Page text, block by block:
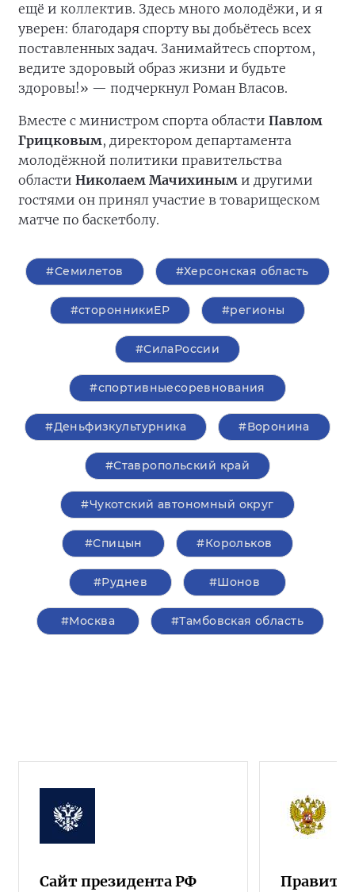
ещё и коллектив. Здесь много молодёжи, и я
уверен: благодаря спорту вы добьётесь всех
поставленных задач. Занимайтесь спортом,
ведите здоровый образ жизни и будьте
здоровы!» — подчеркнул Роман Власов.
Вместе с министром спорта области Павлом
Грицковым, директором департамента
молодёжной политики правительства
области Николаем Мачихиным и другими
гостями он принял участие в товарищеском
матче по баскетболу.
#Семилетов #Херсонская область
#сторонникиЕР #регионы
#СилаРоссии
#спортивныесоревнования
#Деньфизкультурника #Воронина
#Ставропольский край
#Чукотский автономный округ
#Спицын #Корольков
#Руднев #Шонов
#Москва #Тамбовская область
Сайт президента РФ